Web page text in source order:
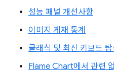
성능 패널 개선사항
이미지 게재 통계
클래식 및 최신 키보드 탐
Flame Chart에서 관련